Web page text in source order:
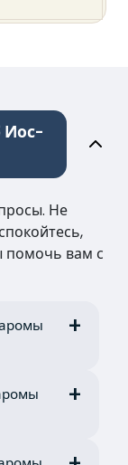
Иос-
Не
помочь вам с